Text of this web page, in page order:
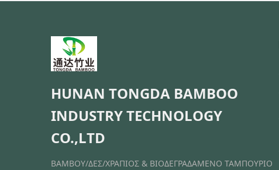
HUNAN TONGDA BAMBOO
INDUSTRY TECHNOLOGY
CO.,LTD
ΒΑΜΒΟΥ/ΔΕΣ/ΧΡΑΠΙΟΣ & ΒΙΟΔΕΓΡΑΔΑΜΕΝΟ ΤΑΜΠΟΥΡΙΟ